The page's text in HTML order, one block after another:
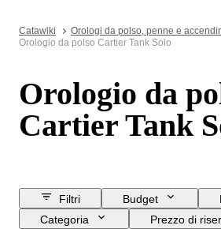
Catawiki Orologi da polso, penne e
Orologio da polso Cartier Tank Solo
Orologio da
Cartier Tank
Filtri Budget
Categoria
Prezzo di